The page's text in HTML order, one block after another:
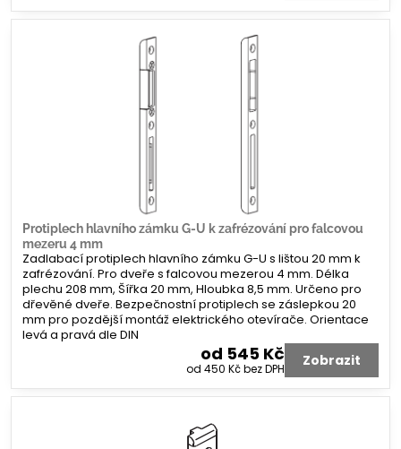
Protiplech hlavního zámku G-U k zafrézování pro falcovou
mezeru 4 mm
Zadlabací protiplech hlavního zámku G-U s lištou 20 mm k
zafrézování. Pro dveře s falcovou mezerou 4 mm. Délka
plechu 208 mm, Šířka 20 mm, Hloubka 8,5 mm. Určeno pro
dřevěné dveře. Bezpečnostní protiplech se záslepkou 20
mm pro pozdější montáž elektrického otevírače. Orientace
levá a pravá dle DIN
od 545 Kč
od 450 Kčbez DPH Zobrazit